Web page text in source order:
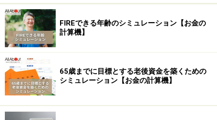
FIREできる年齢のシミュレーション【お金の
計算機】
65歳までに目標とする老後資金を築くための
シミュレーション【お金の計算機】